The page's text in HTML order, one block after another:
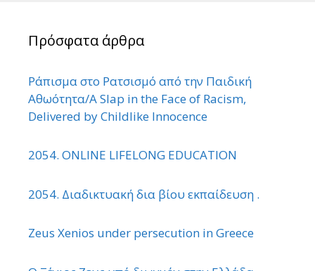
Πρόσφατα άρθρα
Ράπισμα στο Ρατσισμό από την Παιδική
Αθωότητα/A Slap in the Face of Racism,
Delivered by Childlike Innocence
2054. ONLINE LIFELONG EDUCATION
2054. Διαδικτυακή δια βίου εκπαίδευση .
Zeus Xenios under persecution in Greece